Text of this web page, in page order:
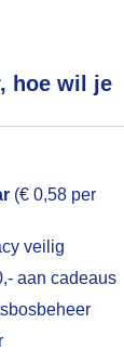
hoe wil je
(€ 0,58 per
veilig
aan cadeaus
voor